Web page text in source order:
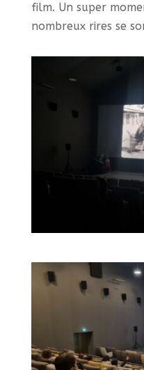
film. Un super
nombreux rires se